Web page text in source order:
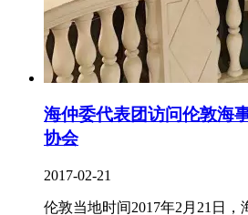
海仲委代表团访问伦敦海
协会
2017-02-21
伦敦当地时间2017年2月21日